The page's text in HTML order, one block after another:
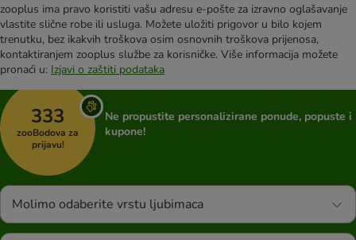
zooplus ima pravo koristiti vašu adresu e-pošte za izravno oglašavanje
vlastite slične robe ili usluga. Možete uložiti prigovor u bilo kojem
trenutku, bez ikakvih troškova osim osnovnih troškova prijenosa,
kontaktiranjem zooplus službe za korisničke. Više informacija možete
pronaći u: Izjavi o zaštiti podataka
333
zooBodova za
prijavu!
Ne propustite personalizirane ponude, popuste i
kupone!
Molimo odaberite vrstu ljubimaca